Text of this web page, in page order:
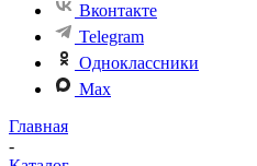
Вконтакте
Telegram
Одноклассники
Max
Главная
-